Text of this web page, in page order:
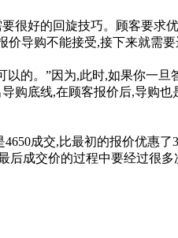
好的回旋技巧。顾客要求
导购不能接受,接下来就需要
。”因为,此时,如果你一旦
购底线,在顾客报价后,导购
成交,比最初的报价优惠了
成交价的过程中要经过很